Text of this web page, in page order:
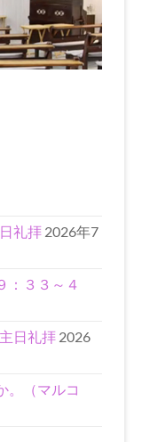
礼拝 2026年7
：３３～４
日礼拝 2026
。（マルコ